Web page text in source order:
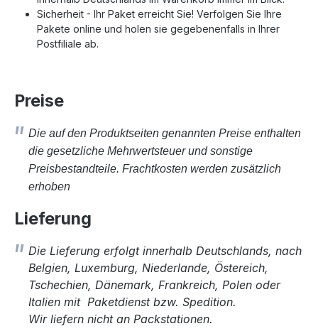
Sicherheit - Ihr Paket erreicht Sie! Verfolgen Sie Ihre
Pakete online und holen sie gegebenenfalls in Ihrer
Postfiliale ab.
Preise
Die auf den Produktseiten genannten Preise enthalten
die gesetzliche Mehrwertsteuer und sonstige
Preisbestandteile. Frachtkosten werden zusätzlich
erhoben
Lieferung
Die Lieferung erfolgt innerhalb Deutschlands, nach
Belgien, Luxemburg, Niederlande, Östereich,
Tschechien, Dänemark, Frankreich, Polen oder
Italien mit Paketdienst bzw. Spedition.
Wir liefern nicht an Packstationen.